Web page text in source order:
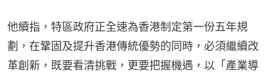
他續指，特區政府正全速為香港制定第一份五年規
劃，在鞏固及提升香港傳統優勢的同時，必須繼續改
革創新，既要看清挑戰，更要把握機遇，以「產業導